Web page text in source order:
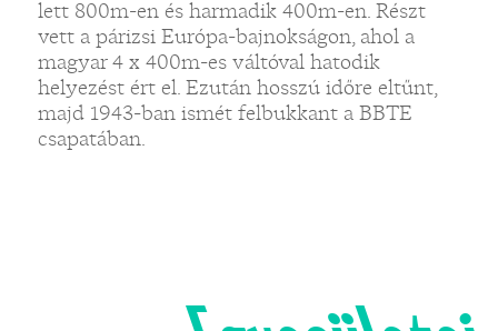
lett 800m-en és harmadik 400m-en. Részt
vett a párizsi Európa-bajnokságon, ahol a
magyar 4 x 400m-es váltóval hatodik
helyezést ért el. Ezután hosszú időre eltűnt,
majd 1943-ban ismét felbukkant a BBTE
csapatában.